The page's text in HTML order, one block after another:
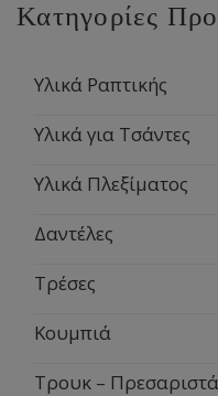
Κατηγορίες
Υλικά Ραπτικής
Υλικά για Τσάντες
Υλικά Πλεξίματος
Δαντέλες
Τρέσες
Κουμπιά
Τρουκ – Πρεσαριστά